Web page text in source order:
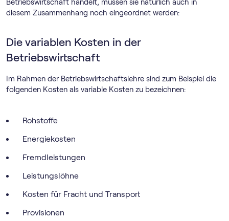
Betriebswirtschaft handelt, müssen sie natürlich auch in
diesem Zusammenhang noch eingeordnet werden:
Die variablen Kosten in der
Betriebswirtschaft
Im Rahmen der Betriebswirtschaftslehre sind zum Beispiel die
folgenden Kosten als variable Kosten zu bezeichnen:
Rohstoffe
Energiekosten
Fremdleistungen
Leistungslöhne
Kosten für Fracht und Transport
Provisionen